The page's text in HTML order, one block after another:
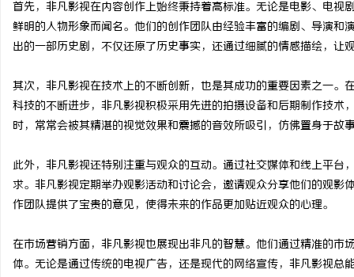
首先，非凡影视在内容创作上始终秉持着高标准。无论是电影、电
鲜明的人物形象而闻名。他们的创作团队由经验丰富的编剧、导演
出的一部历史剧，不仅还原了历史事实，还通过细腻的情感描绘，让
其次，非凡影视在技术上的不断创新，也是其成功的重要因素之一
科技的不断进步，非凡影视积极采用先进的拍摄设备和后期制作技
时，常常会被其精湛的视觉效果和震撼的音效所吸引，仿佛置身于故
此外，非凡影视还特别注重与观众的互动。通过社交媒体和线上平
求。非凡影视定期举办观影活动和讨论会，邀请观众分享他们的观
作团队提供了宝贵的意见，使得未来的作品更加贴近观众的心理。
在市场营销方面，非凡影视也展现出非凡的智慧。他们通过精准的
体。无论是通过传统的电视广告，还是现代的网络宣传，非凡影视